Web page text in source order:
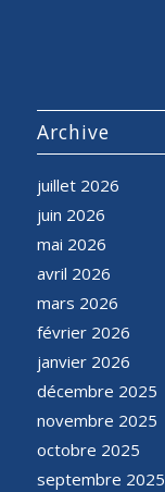
Archive
juillet 2026
juin 2026
mai 2026
avril 2026
mars 2026
février 2026
janvier 2026
décembre 2025
novembre 2025
octobre 2025
septembre 2025